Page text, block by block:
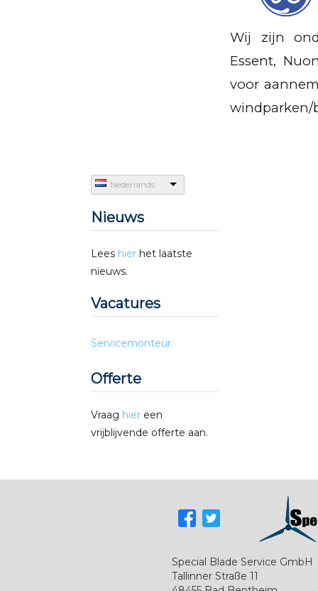
Wij zijn
Essent,
voor
windparken/
Nederlands
Nieuws
Lees hier het laatste
nieuws.
Vacatures
Servicemonteur
Offerte
Vraag hier een
vrijblijvende offerte aan.
Special Blade Service GmbH
Tallinner Straße 11